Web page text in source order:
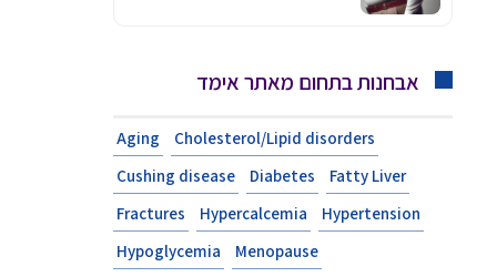
אבחנות בתחום מאתר אימד
Aging
Cholesterol/Lipid disorders
Cushing disease
Diabetes
Fatty Liver
Fractures
Hypercalcemia
Hypertension
Hypoglycemia
Menopause